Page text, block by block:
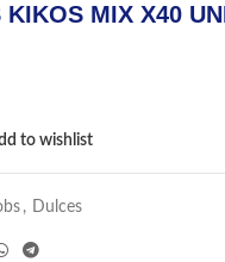
KIKOS MIX X40
to wishlist
, Dulces